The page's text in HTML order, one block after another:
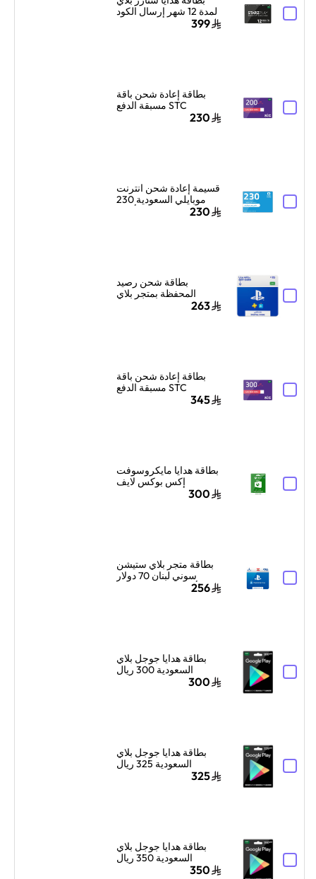
لمدة 12 شهر إرسال الكود
الرقمي بالبريد الإلكتروني
399
بطاقة إعادة شحن باقة
STC مسبقة الدفع
230
قسيمة إعادة شحن انترنت
موبايلي السعودية 230
230
بطاقة شحن رصيد
المحفظة بمتجر بلاي
ستيشن سوني السعودية
263
بطاقة إعادة شحن باقة
STC مسبقة الدفع
345
بطاقة هدايا مايكروسوفت
إكس بوكس لايف
300
بطاقة متجر بلاي ستيشن
سوني لبنان 70 دولار
أمريكي إرسال الكود256
بطاقة هدايا جوجل بلاي
السعودية 300 ريال
سعودي إرسال الكود300
بطاقة هدايا جوجل بلاي
السعودية 325 ريال
سعودي إرسال الكود325
بطاقة هدايا جوجل بلاي
السعودية 350 ريال
سعودي إرسال الكود350